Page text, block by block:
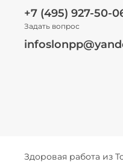
+7 (495) 927-50-
Задать вопрос
Здоровая работа из